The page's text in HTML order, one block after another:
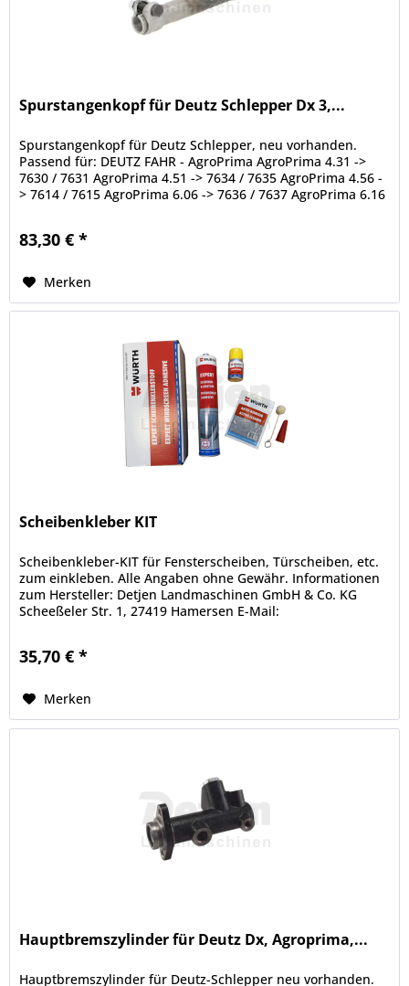
Spurstangenkopf für Deutz Schlepper Dx 3,...
Spurstangenkopf für Deutz Schlepper, neu vorhanden.
Passend für: DEUTZ FAHR - AgroPrima AgroPrima 4.31 ->
7630 / 7631 AgroPrima 4.51 -> 7634 / 7635 AgroPrima 4.56 -
> 7614 / 7615 AgroPrima 6.06 -> 7636 / 7637 AgroPrima 6.16
83,30 € *
Merken
Scheibenkleber KIT
Scheibenkleber-KIT für Fensterscheiben, Türscheiben, etc.
zum einkleben. Alle Angaben ohne Gewähr. Informationen
zum Hersteller: Detjen Landmaschinen GmbH & Co. KG
Scheeßeler Str. 1, 27419 Hamersen E-Mail:
35,70 € *
Merken
Hauptbremszylinder für Deutz Dx, Agroprima,...
Hauptbremszylinder für Deutz-Schlepper neu vorhanden.